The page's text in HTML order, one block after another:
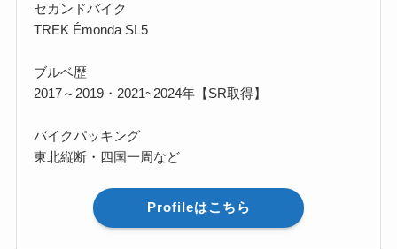
セカンドバイク
TREK Émonda SL5
ブルベ歴
2017～2019・2021~2024年【SR取得】
バイクパッキング
東北縦断・四国一周など
Profileはこちら